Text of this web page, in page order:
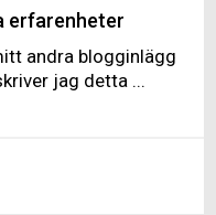
erfarenheter
andra blogginlägg
jag detta ...